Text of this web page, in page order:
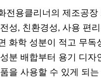
전용클리너의 제조공
성, 친환경성, 사용 편
화학 성분이 적고 무독
분 배합부터 용기 디자
을 사용할 수 있게 되는